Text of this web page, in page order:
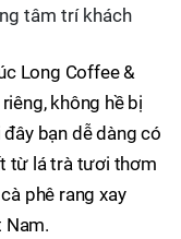
tâm trí khách
Long Coffee &
không hề bị
bạn dễ dàng có
từ lá trà tươi thơm
phê rang xay
Nam.